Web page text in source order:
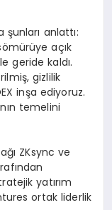
şunları anlattı:
açık
geride kaldı.
gizlilik
inşa ediyoruz.
temelini
ZKsync ve
yatırım
ortak liderlik